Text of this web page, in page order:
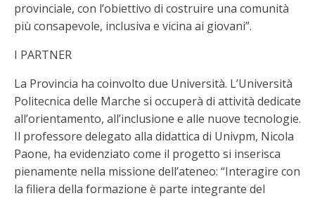
provinciale, con l’obiettivo di costruire una comunità
più consapevole, inclusiva e vicina ai giovani”.
I PARTNER
La Provincia ha coinvolto due Università. L’Università
Politecnica delle Marche si occuperà di attività dedicate
all’orientamento, all’inclusione e alle nuove tecnologie.
Il professore delegato alla didattica di Univpm, Nicola
Paone, ha evidenziato come il progetto si inserisca
pienamente nella missione dell’ateneo: “Interagire con
la filiera della formazione è parte integrante del